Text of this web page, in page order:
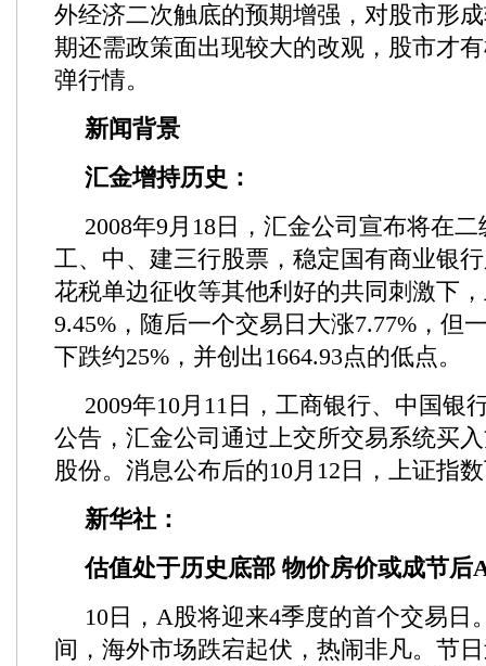
外经济二次触底的预期增强，对股市形
期还需政策面出现较大的改观，股市才
弹行情。
新闻背景
汇金增持历史：
2008年9月18日，汇金公司宣布将在
工、中、建三行股票，稳定国有商业银
花税单边征收等其他利好的共同刺激下
9.45%，随后一个交易日大涨7.77%，但
下跌约25%，并创出1664.93点的低点。
2009年10月11日，工商银行、中国银
公告，汇金公司通过上交所交易系统买
股份。消息公布后的10月12日，上证指
新华社：
估值处于历史底部 物价房价或成节后
10日，A股将迎来4季度的首个交易日
间，海外市场跌宕起伏，热闹非凡。节